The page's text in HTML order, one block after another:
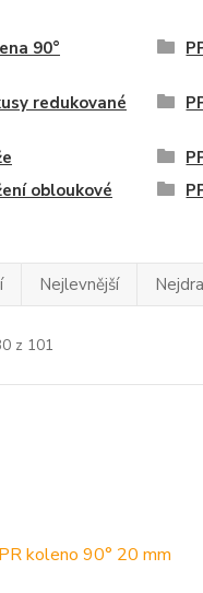
90°
redukované
obloukové
Nejlevnější
z 101